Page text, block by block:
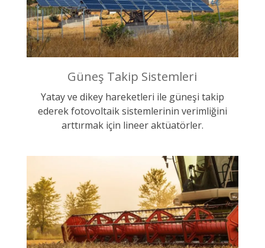
Güneş Takip Sistemleri
Yatay ve dikey hareketleri ile güneşi takip
ederek fotovoltaik sistemlerinin verimliğini
arttırmak için lineer aktüatörler.